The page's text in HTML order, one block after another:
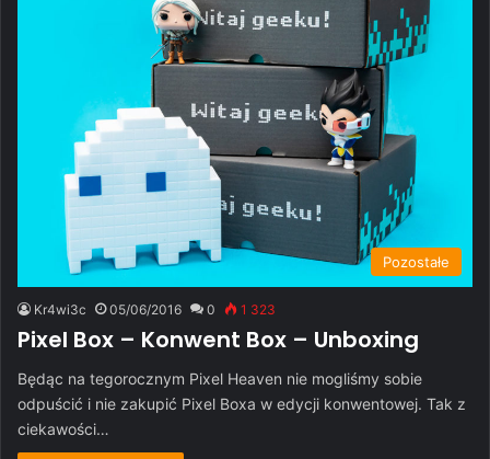
Pozostałe
Kr4wi3c 05/06/2016 0 1 323
Pixel Box – Konwent Box – Unboxing
Będąc na tegorocznym Pixel Heaven nie mogliśmy sobie
odpuścić i nie zakupić Pixel Boxa w edycji konwentowej. Tak z
ciekawości…